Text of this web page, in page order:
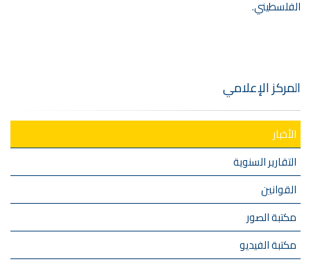
الفلسطيني.
المركز الإعلامي
الأخبار
التقارير السنوية
القوانين
مكتبة الصور
مكتبة الفيديو